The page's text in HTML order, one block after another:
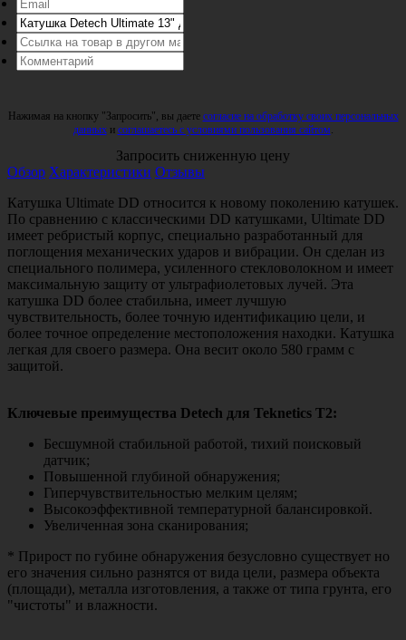
Нажимая на кнопку "Запросить", вы даете согласие на обработку своих персональных
данныхи соглашаетесь с условиями пользования сайтом.
Запросить сниженную цену
Обзор Характеристики Отзывы
Катушка Ultimate DD относится к новому поколению катушек.
По сравнению с классическими DD катушками, Ultimate DD
имеет ребристый корпус, специально разработанный для
поглощения механических ударов и вибрации. Он сделан из
специального полимера, усиленного стекловолокном и имеет
максимальную защиту от ультрафиолетовых лучей. Эта
катушка DD более стабильна, имеет лучшую
чувствительность, более точную идентификацию цели, и
более точное определение местоположения находки. Катушка
легкая для своего размера. Она весит около 580 грамм с
защитой.
Ключевые преимущества Detech для Teknetics T2:
Бесшумной стабильной работой, тихий поисковый
датчик;
Повышенной глубиной обнаружения;
Гиперчувствительностью мелким целям;
Высокоэффективной температурной балансировкой.
Увеличенная зона сканирования;
* Прирост по губине обнаружения безусловно существует но
его значения сильно разнятся от вида цели, размера объекта
(площади), металла изготовления, а также от типа грунта, его
"чистоты" и влажности.